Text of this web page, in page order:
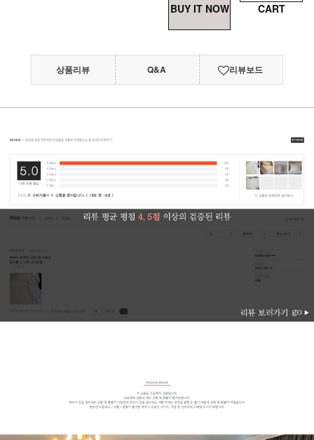
BUY IT NOW
CART
상품리뷰 Q&A 리뷰보드